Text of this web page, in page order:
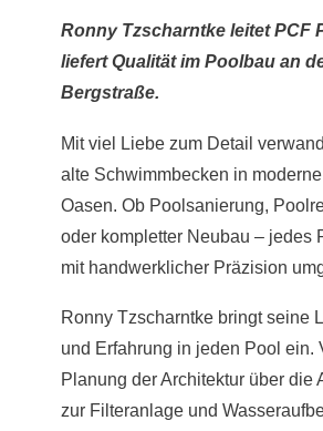
Ronny Tzscharntke leitet PCF
liefert Qualität im Poolbau an
Bergstraße.
Mit viel Liebe zum Detail
alte Schwimmbecken in
Oasen. Ob Poolsanierung,
oder kompletter Neubau – jedes
mit handwerklicher Präzision
Ronny Tzscharntke bringt seine
und Erfahrung in jeden Pool ein.
Planung der Architektur über die
zur Filteranlage und